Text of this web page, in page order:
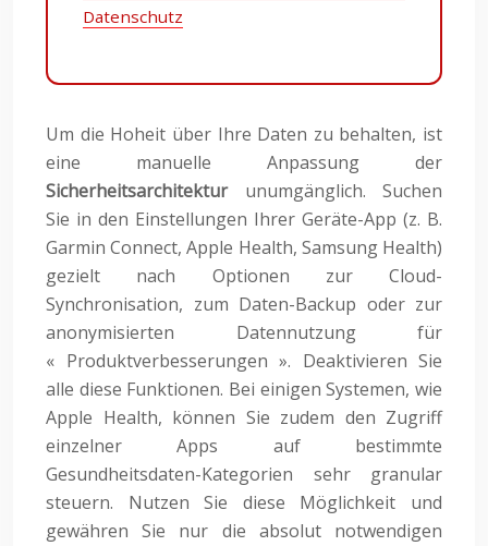
Datenschutz
Um die Hoheit über Ihre Daten zu behalten, ist
eine manuelle Anpassung der
Sicherheitsarchitekturunumgänglich. Suchen
Sie in den Einstellungen Ihrer Geräte-App (z. B.
Garmin Connect, Apple Health, Samsung Health)
gezielt nach Optionen zur Cloud-
Synchronisation, zum Daten-Backup oder zur
anonymisierten Datennutzung für
« Produktverbesserungen ». Deaktivieren Sie
alle diese Funktionen. Bei einigen Systemen, wie
Apple Health, können Sie zudem den Zugriff
einzelner Apps auf bestimmte
Gesundheitsdaten-Kategorien sehr granular
steuern. Nutzen Sie diese Möglichkeit und
gewähren Sie nur die absolut notwendigen